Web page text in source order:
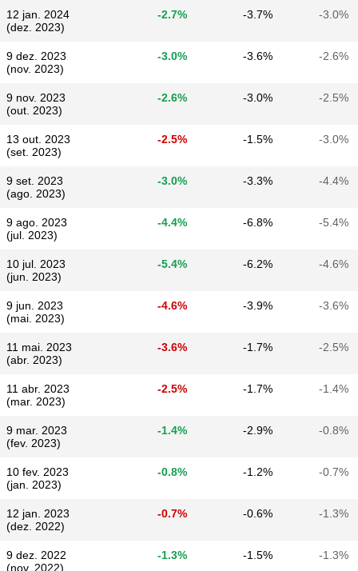
12 jan. 2024
(dez. 2023)
-2.7% -3.7% -3.0%
9 dez. 2023
(nov. 2023)
-3.0% -3.6% -2.6%
9 nov. 2023
(out. 2023)
-2.6% -3.0% -2.5%
13 out. 2023
(set. 2023)
-2.5% -1.5% -3.0%
9 set. 2023
(ago. 2023)
-3.0% -3.3% -4.4%
9 ago. 2023
(jul. 2023)
-4.4% -6.8% -5.4%
10 jul. 2023
(jun. 2023)
-5.4% -6.2% -4.6%
9 jun. 2023
(mai. 2023)
-4.6% -3.9% -3.6%
11 mai. 2023
(abr. 2023)
-3.6% -1.7% -2.5%
11 abr. 2023
(mar. 2023)
-2.5% -1.7% -1.4%
9 mar. 2023
(fev. 2023)
-1.4% -2.9% -0.8%
10 fev. 2023
(jan. 2023)
-0.8% -1.2% -0.7%
12 jan. 2023
(dez. 2022)
-0.7% -0.6% -1.3%
9 dez. 2022
(nov. 2022)
-1.3% -1.5% -1.3%